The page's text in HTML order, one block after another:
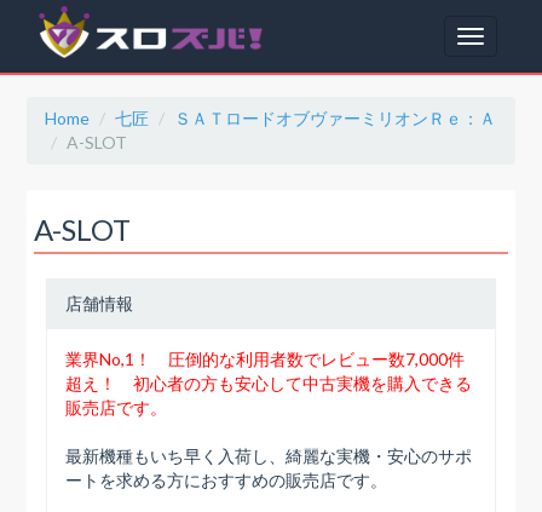
Toggle
Home 七匠
ＳＡＴロードオブヴァーミリオンＲｅ：Ａ
A-SLOT
A-SLOT
店舗情報
業界No,1！ 圧倒的な利用者数でレビュー数7,000件
超え！ 初心者の方も安心して中古実機を購入できる
販売店です。
最新機種もいち早く入荷し、綺麗な実機・安心のサポ
ートを求める方におすすめの販売店です。